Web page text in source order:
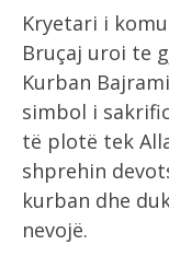
Kryetari i
Bruçaj uroi te
Kurban
simbol i
të plotë tek
shprehin
kurban dhe
nevojë.